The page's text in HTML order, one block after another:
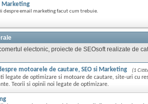
Marketing
despre email marketing facut cum trebuie.
electonic, proiecte de SEOsoft realizate de
motoarele de cautare, SEO si Marketing (1
legate de optimizare si motoare de cautare, site-uri cu
Teorii si opinii noi legate de optimizare.